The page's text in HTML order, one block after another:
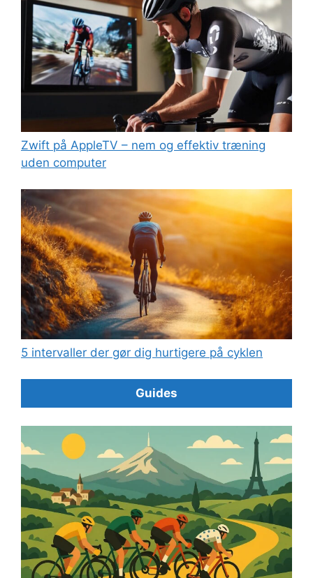
Zwift på AppleTV – nem og effektiv træning
uden computer
5 intervaller der gør dig hurtigere på cyklen
Guides